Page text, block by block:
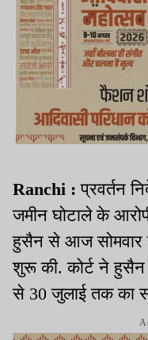
Ranchi :प्रवर्तन
जमीन घोटाले के
हुसैन से आज सोमवार
शुरू की. कोर्ट ने
से 30 जुलाई तक का